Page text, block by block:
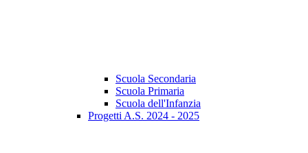
Scuola Secondaria
Scuola Primaria
Scuola dell'Infanzia
Progetti A.S. 2024 - 2025